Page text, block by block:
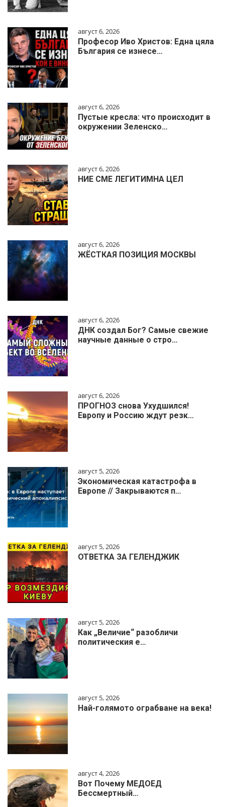
август 6, 2026
Професор Иво Христов: Една цяла
България се изнесе…
август 6, 2026
Пустые кресла: что происходит в
окружении Зеленско…
август 6, 2026
НИЕ СМЕ ЛЕГИТИМНА ЦЕЛ
август 6, 2026
ЖЁСТКАЯ ПОЗИЦИЯ МОСКВЫ
август 6, 2026
ДНК создал Бог? Самые свежие
научные данные о стро…
август 6, 2026
ПРОГНОЗ снова Ухудшился!
Европу и Россию ждут резк…
август 5, 2026
Экономическая катастрофа в
Европе // Закрываются п…
август 5, 2026
ОТВЕТКА ЗА ГЕЛЕНДЖИК
август 5, 2026
Как „Величие“ разобличи
политическия е…
август 5, 2026
Най-голямото ограбване на века!
август 4, 2026
Вот Почему МЕДОЕД
Бессмертный…